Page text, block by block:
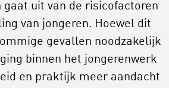
gaat uit van de risicofactoren
van jongeren. Hoewel dit
gevallen noodzakelijk
binnen het jongerenwerk
en praktijk meer aandacht